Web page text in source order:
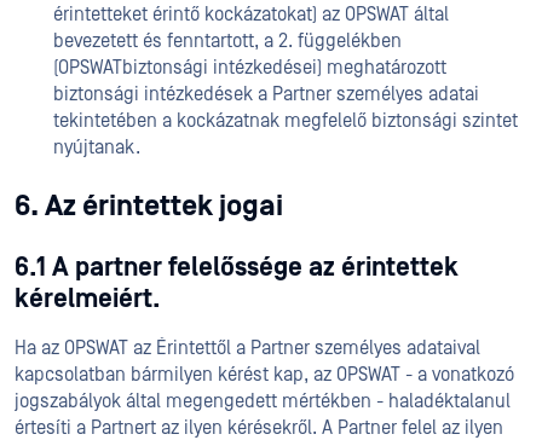
érintetteket érintő kockázatokat) az OPSWAT által
bevezetett és fenntartott, a 2. függelékben
(OPSWATbiztonsági intézkedései) meghatározott
biztonsági intézkedések a Partner személyes adatai
tekintetében a kockázatnak megfelelő biztonsági szintet
nyújtanak.
6. Az érintettek jogai
6.1 A partner felelőssége az érintettek
kérelmeiért.
Ha az OPSWAT az Érintettől a Partner személyes adataival
kapcsolatban bármilyen kérést kap, az OPSWAT - a vonatkozó
jogszabályok által megengedett mértékben - haladéktalanul
értesíti a Partnert az ilyen kérésekről. A Partner felel az ilyen